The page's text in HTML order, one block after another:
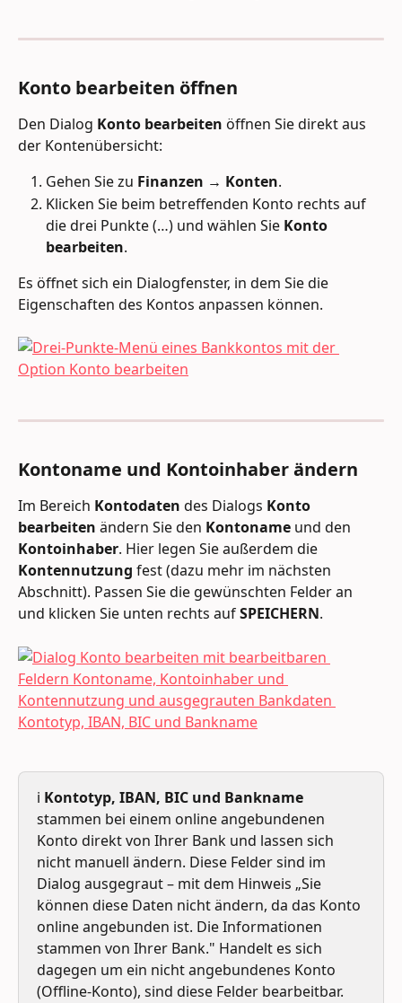
Konto bearbeiten öffnen
Den Dialog Konto bearbeiten öffnen Sie direkt aus
der Kontenübersicht:
Gehen Sie zu Finanzen → Konten.
Klicken Sie beim betreffenden Konto rechts auf
die drei Punkte (…) und wählen Sie Konto
bearbeiten.
Es öffnet sich ein Dialogfenster, in dem Sie die
Eigenschaften des Kontos anpassen können.
Kontoname und Kontoinhaber ändern
Im Bereich Kontodaten des Dialogs Konto
bearbeiten ändern Sie den Kontoname und den
Kontoinhaber. Hier legen Sie außerdem die
Kontennutzung fest (dazu mehr im nächsten
Abschnitt). Passen Sie die gewünschten Felder an
und klicken Sie unten rechts auf SPEICHERN.
ℹ️ Kontotyp, IBAN, BIC und Bankname
stammen bei einem online angebundenen
Konto direkt von Ihrer Bank und lassen sich
nicht manuell ändern. Diese Felder sind im
Dialog ausgegraut – mit dem Hinweis „Sie
können diese Daten nicht ändern, da das Konto
online angebunden ist. Die Informationen
stammen von Ihrer Bank." Handelt es sich
dagegen um ein nicht angebundenes Konto
(Offline-Konto), sind diese Felder bearbeitbar.